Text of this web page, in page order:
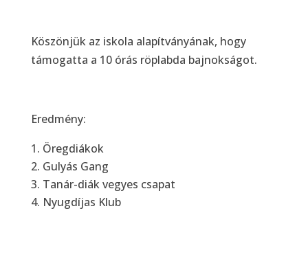
Köszönjük az iskola alapítványának, hogy
támogatta a 10 órás röplabda bajnokságot.
Eredmény:
Öregdiákok
Gulyás Gang
Tanár-diák vegyes csapat
Nyugdíjas Klub